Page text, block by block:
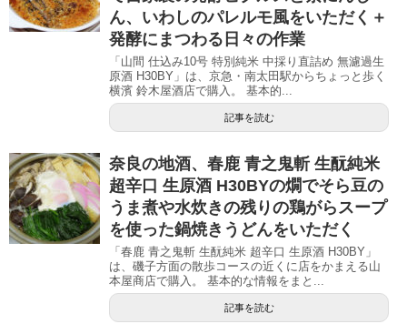
ん、いわしのパレルモ風をいただく＋
発酵にまつわる日々の作業
「山間 仕込み10号 特別純米 中採り直詰め 無濾過生
原酒 H30BY」は、京急・南太田駅からちょっと歩く
横濱 鈴木屋酒店で購入。 基本的...
記事を読む
奈良の地酒、春鹿 青之鬼斬 生酛純米
超辛口 生原酒 H30BYの燗でそら豆の
うま煮や水炊きの残りの鶏がらスープ
を使った鍋焼きうどんをいただく
「春鹿 青之鬼斬 生酛純米 超辛口 生原酒 H30BY」
は、磯子方面の散歩コースの近くに店をかまえる山
本屋商店で購入。 基本的な情報をまと...
記事を読む